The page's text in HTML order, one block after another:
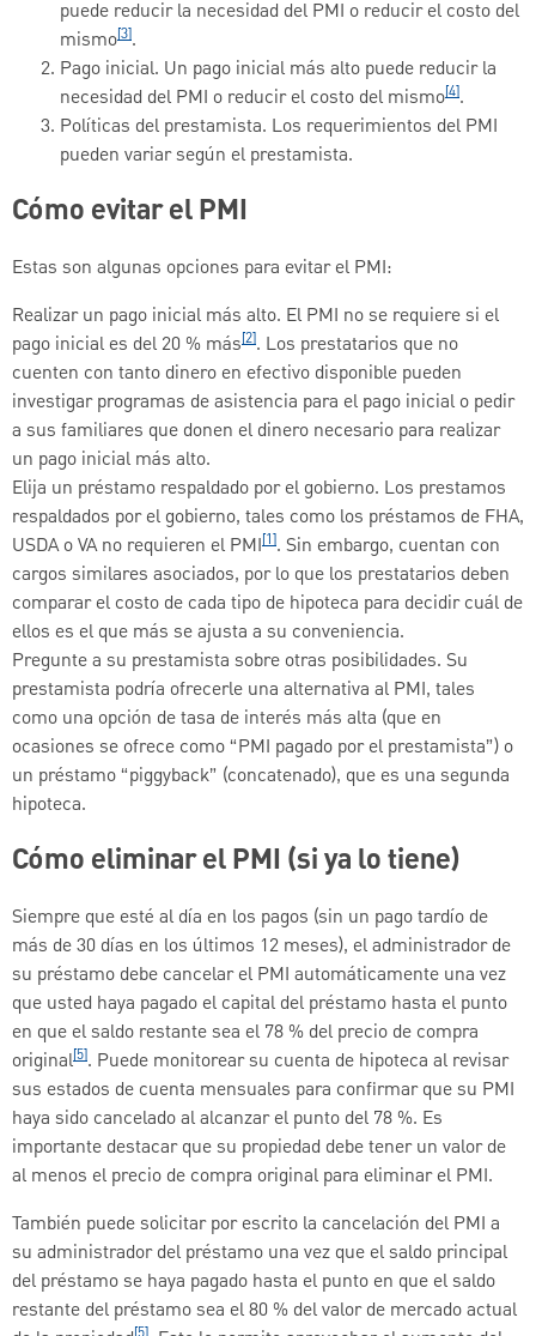
puede reducir la necesidad del PMI o reducir el costo del
mismo[3].
Pago inicial. Un pago inicial más alto puede reducir la
necesidad del PMI o reducir el costo del mismo[4].
Políticas del prestamista. Los requerimientos del PMI
pueden variar según el prestamista.
Cómo evitar el PMI
Estas son algunas opciones para evitar el PMI:
Realizar un pago inicial más alto. El PMI no se requiere si el
pago inicial es del 20 % más[2]. Los prestatarios que no
cuenten con tanto dinero en efectivo disponible pueden
investigar programas de asistencia para el pago inicial o pedir
a sus familiares que donen el dinero necesario para realizar
un pago inicial más alto.
Elija un préstamo respaldado por el gobierno. Los prestamos
respaldados por el gobierno, tales como los préstamos de FHA,
USDA o VA no requieren el PMI[1]. Sin embargo, cuentan con
cargos similares asociados, por lo que los prestatarios deben
comparar el costo de cada tipo de hipoteca para decidir cuál de
ellos es el que más se ajusta a su conveniencia.
Pregunte a su prestamista sobre otras posibilidades. Su
prestamista podría ofrecerle una alternativa al PMI, tales
como una opción de tasa de interés más alta (que en
ocasiones se ofrece como “PMI pagado por el prestamista”) o
un préstamo “piggyback” (concatenado), que es una segunda
hipoteca.
Cómo eliminar el PMI (si ya lo tiene)
Siempre que esté al día en los pagos (sin un pago tardío de
más de 30 días en los últimos 12 meses), el administrador de
su préstamo debe cancelar el PMI automáticamente una vez
que usted haya pagado el capital del préstamo hasta el punto
en que el saldo restante sea el 78 % del precio de compra
original[5]. Puede monitorear su cuenta de hipoteca al revisar
sus estados de cuenta mensuales para confirmar que su PMI
haya sido cancelado al alcanzar el punto del 78 %. Es
importante destacar que su propiedad debe tener un valor de
al menos el precio de compra original para eliminar el PMI.
También puede solicitar por escrito la cancelación del PMI a
su administrador del préstamo una vez que el saldo principal
del préstamo se haya pagado hasta el punto en que el saldo
restante del préstamo sea el 80 % del valor de mercado actual